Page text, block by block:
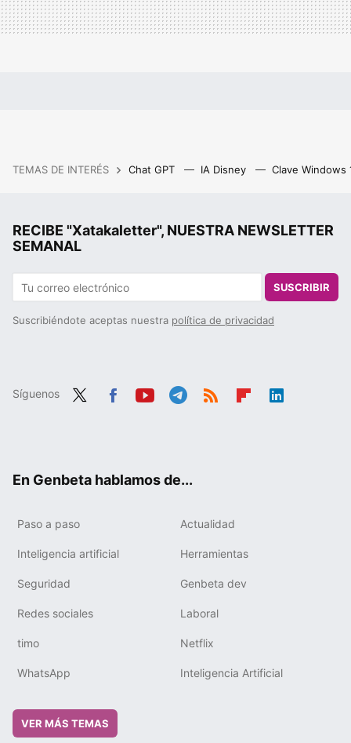
TEMAS DE INTERÉS Chat GPT IA Disney Clave Windows
RECIBE "Xatakaletter", NUESTRA NEWSLETTER
SEMANAL
SUSCRIBIR
Suscribiéndote aceptas nuestra política de privacidad
Síguenos
En Genbeta hablamos de...
Paso a paso Actualidad
Inteligencia artificial Herramientas
Seguridad Genbeta dev
Redes sociales Laboral
timo Netflix
WhatsApp Inteligencia Artificial
VER MÁS TEMAS